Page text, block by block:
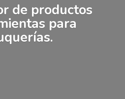
de productos
para